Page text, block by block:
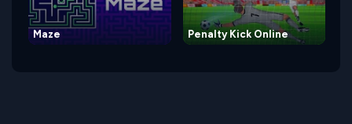
Maze Penalty Kick Online